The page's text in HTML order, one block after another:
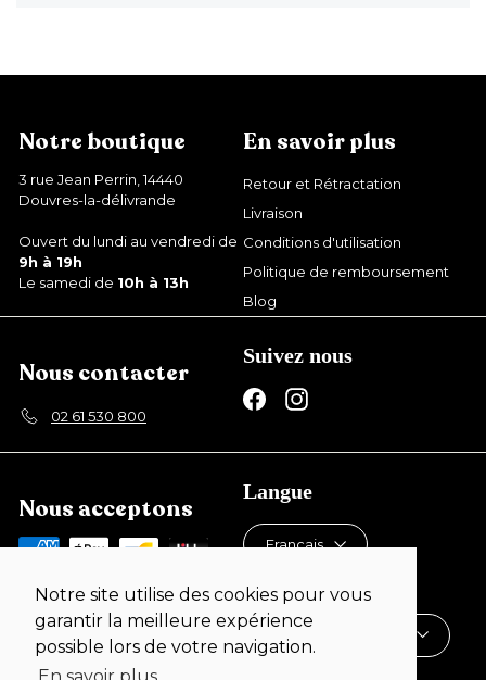
Notre site utilise des cookies pour vous
garantir la meilleure expérience
possible lors de votre navigation.
Notre boutique
3 rue Jean Perrin, 14440
Douvres-la-délivrande
Ouvert du lundi au vendredi de
9h à 19h
Le samedi de 10h à 13h
En savoir plus
Retour et Rétractation
Livraison
Conditions d'utilisation
Politique de remboursement
Blog
Nous contacter
02 61 530 800
Suivez nous
FacebookInstagram
Nous acceptons
Langue
Français
Devise